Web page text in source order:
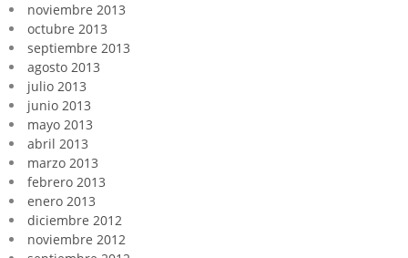
noviembre 2013
octubre 2013
septiembre 2013
agosto 2013
julio 2013
junio 2013
mayo 2013
abril 2013
marzo 2013
febrero 2013
enero 2013
diciembre 2012
noviembre 2012